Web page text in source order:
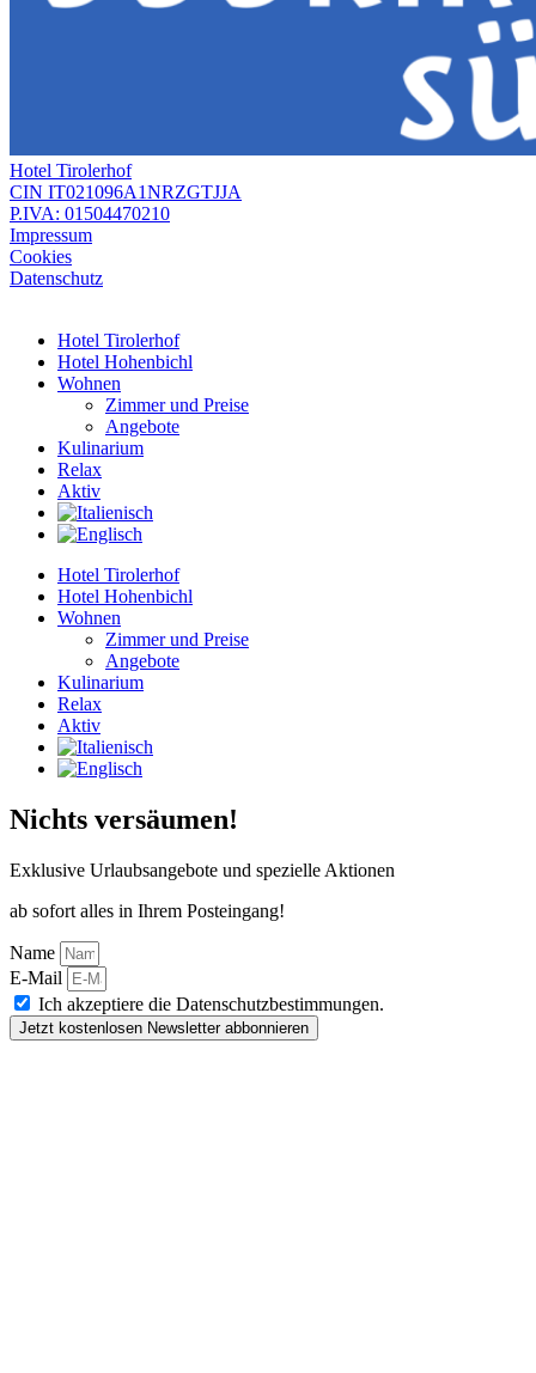
Hotel Tirolerhof
CIN IT021096A1NRZGTJJA
P.IVA: 01504470210
Impressum
Cookies
Datenschutz
Hotel Tirolerhof
Hotel Hohenbichl
Wohnen
Zimmer und Preise
Angebote
Kulinarium
Relax
Aktiv
Hotel Tirolerhof
Hotel Hohenbichl
Wohnen
Zimmer und Preise
Angebote
Kulinarium
Relax
Aktiv
Nichts versäumen!
Exklusive Urlaubsangebote und spezielle Aktionen
ab sofort alles in Ihrem Posteingang!
Name
E-Mail
Ich akzeptiere die Datenschutzbestimmungen.
Jetzt kostenlosen Newsletter abbonnieren